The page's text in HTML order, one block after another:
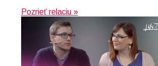
Pozrieť relaciu »